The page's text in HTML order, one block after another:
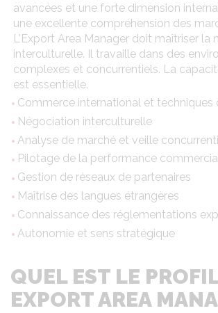
avancées et une forte dimension
une excellente compréhension des
L'Export Area Manager doit maîtriser la
interculturelle. Il travaille dans des
complexes et concurrentiels. La
est essentielle.
Commerce international et techniques
Négociation interculturelle
Analyse de marché et veille
Pilotage de la performance
Gestion de réseaux de partenaires
Maîtrise des langues étrangères
Connaissance des réglementations
Autonomie et sens stratégique
QUEL EST LE
EXPORT AREA